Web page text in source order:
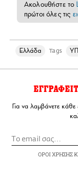
Ακολουθήστε το
πρώτοι όλες τις
Ελλάδα Tags
Για να λαμβάνετε
ΟΡΟΙ ΧΡΗΣΗΣ